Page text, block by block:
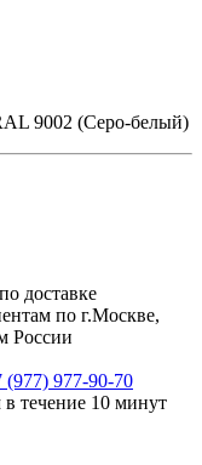
9002 (Серо-белый)
доставке
по г.Москве,
России
(977) 977-90-70
течение 10 минут